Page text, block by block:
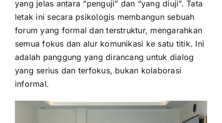
yang jelas antara “penguji” dan “yang diuji”. Tata
letak ini secara psikologis membangun sebuah
forum yang formal dan terstruktur, mengarahkan
semua fokus dan alur komunikasi ke satu titik. Ini
adalah panggung yang dirancang untuk dialog
yang serius dan terfokus, bukan kolaborasi
informal.